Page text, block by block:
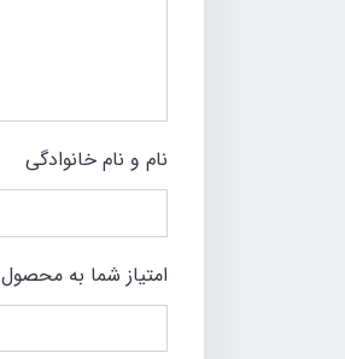
نام و نام خانوادگی
امتیاز شما به محصول